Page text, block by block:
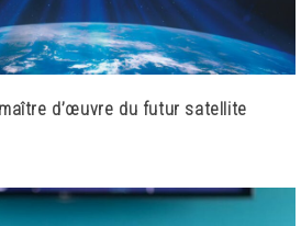
d’œuvre du futur satellite